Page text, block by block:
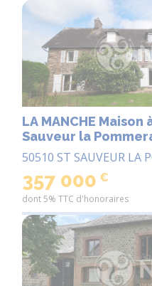
LA MANCHE
Sauveur la
4892
50510 ST SAUVEUR LA
357 000 €
dont 5% TTC d'honoraires